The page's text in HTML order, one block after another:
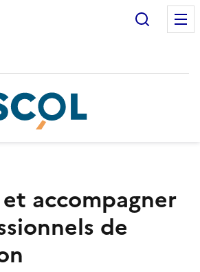
sur les cookies
accompagner
de